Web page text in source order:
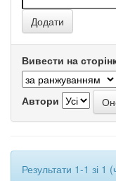
Вивести на
Автори
Результати 1-1 зі 1